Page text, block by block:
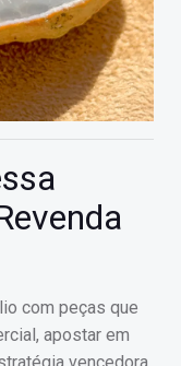
com peças que
apostar em